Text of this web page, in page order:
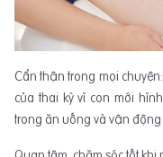
Cẩn thận trong mọi
của thai kỳ vì con mới
trong ăn uống và vận